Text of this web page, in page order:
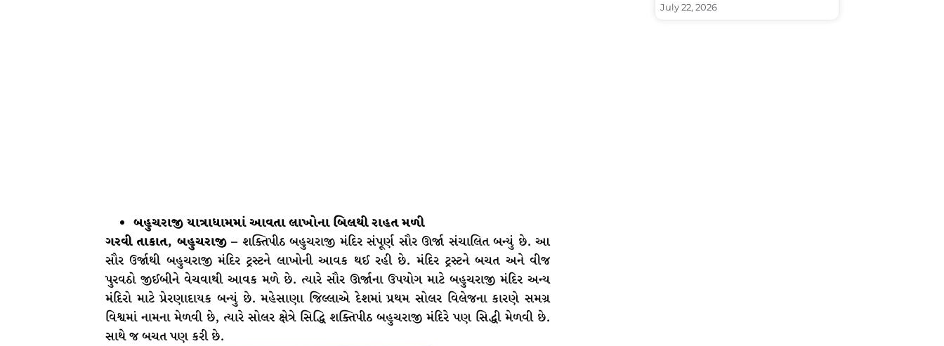
બહુચરાજી યાત્રાધામમાં આવતા લાખોના બિલથી રાહત મળી
ગરવી તાકાત, બહુચરાજી – શક્તિપીઠ બહુચરાજી મંદિર સંપૂર્ણ સૌર ઊર્જા સંચાલિત બન્યું છે. આ
સૌર ઉર્જાથી બહુચરાજી મંદિર ટ્રસ્ટને લાખોની આવક થઈ રહી છે. મંદિર ટ્રસ્ટને બચત અને વીજ
પુરવઠો જીઈબીને વેચવાથી આવક મળે છે. ત્યારે સૌર ઊર્જાના ઉપયોગ માટે બહુચરાજી મંદિર અન્ય
મંદિરો માટે પ્રેરણાદાયક બન્યું છે. મહેસાણા જિલ્લાએ દેશમાં પ્રથમ સોલર વિલેજના કારણે સમગ્ર
વિશ્વમાં નામના મેળવી છે, ત્યારે સોલર ક્ષેત્રે સિદ્ધિ શક્તિપીઠ બહુચરાજી મંદિરે પણ સિદ્ધી મેળવી છે.
સાથે જ બચત પણ કરી છે.
July 22, 2026